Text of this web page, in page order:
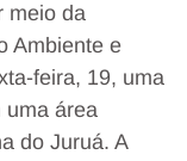
meio da
Ambiente e
feira, 19, uma
uma área
do Juruá. A